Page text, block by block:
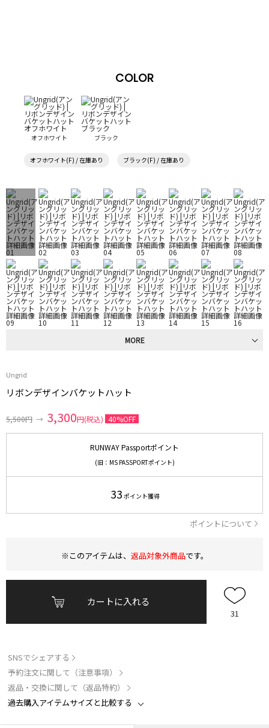
COLOR
オフホワイト ブラック
オフホワイト(F) / 在庫あり ブラック(F) / 在庫あり
MORE
Ungrid
リボンデザインバケットハット
5,500円 → 3,300円(税込) 40%OFF
RUNWAY Passportポイント
(旧：MS PASSPORTポイント)
33 ポイント獲得
ポイントについて
※このアイテムは、 返品対象外商品です。
カートに入れる
31
SNSでシェアする
予約注文に関して（注意事項）
返品・交換に関して（返品特約）
過去購入アイテムサイズと比較する